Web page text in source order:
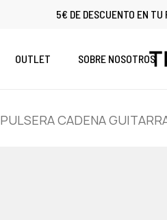
5€ DE DESCUENTO EN TU
OUTLET SOBRE NOSOTROS
PULSERA CADENA